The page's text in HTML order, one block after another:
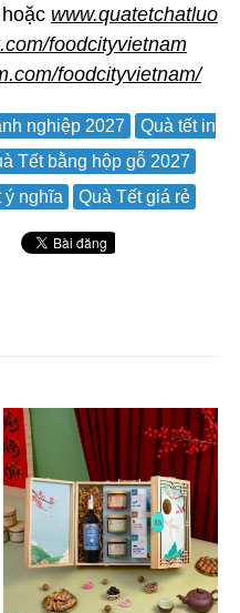
hoặc
foodcityvietnam
foodcityvietnam/
nghiệp 2027
Quà tết in
Tết bằng hộp gỗ 2027
ý nghĩa Quà Tết giá rẻ